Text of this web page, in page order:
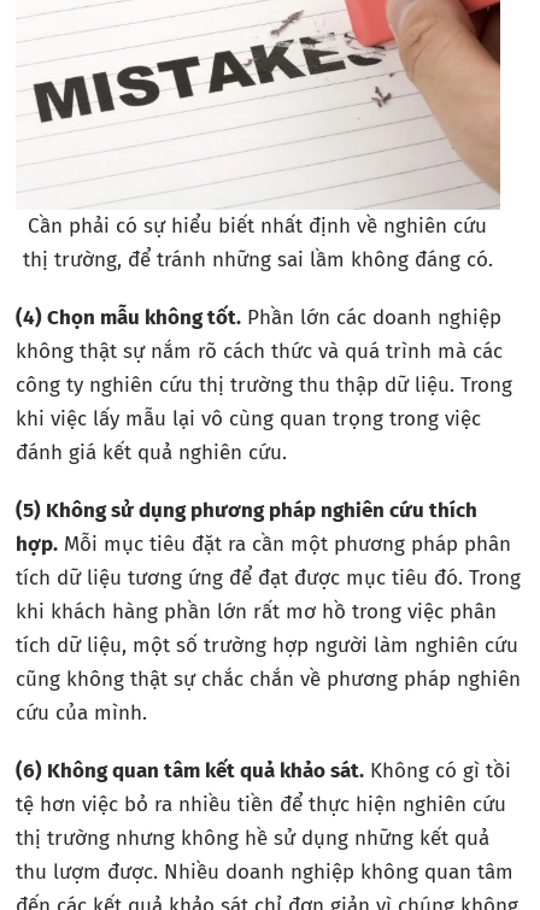
Cần phải có sự hiểu biết nhất định về nghiên cứu
thị trường, để tránh những sai lầm không đáng có.
(4)Chọn mẫu không tốt. Phần lớn các doanh nghiệp
không thật sự nắm rõ cách thức và quá trình mà các
công ty nghiên cứu thị trường thu thập dữ liệu. Trong
khi việc lấy mẫu lại vô cùng quan trọng trong việc
đánh giá kết quả nghiên cứu.
(5) Không sử dụng phương pháp nghiên cứu thích
hợp. Mỗi mục tiêu đặt ra cần một phương pháp phân
tích dữ liệu tương ứng để đạt được mục tiêu đó. Trong
khi khách hàng phần lớn rất mơ hồ trong việc phân
tích dữ liệu, một số trường hợp người làm nghiên cứu
cũng không thật sự chắc chắn về phương pháp nghiên
cứu của mình.
(6) Không quan tâm kết quả khảo sát. Không có gì tồi
tệ hơn việc bỏ ra nhiều tiền để thực hiện nghiên cứu
thị trường nhưng không hề sử dụng những kết quả
thu lượm được. Nhiều doanh nghiệp không quan tâm